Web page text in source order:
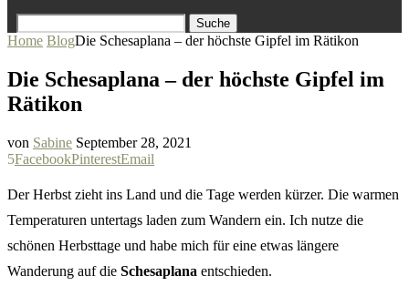
Suche
Home BlogDie Schesaplana – der höchste Gipfel im Rätikon
Die Schesaplana – der höchste Gipfel im
Rätikon
von Sabine September 28, 2021
5FacebookPinterestEmail
Der Herbst zieht ins Land und die Tage werden kürzer. Die warmen
Temperaturen untertags laden zum Wandern ein. Ich nutze die
schönen Herbsttage und habe mich für eine etwas längere
Wanderung auf die Schesaplana entschieden.